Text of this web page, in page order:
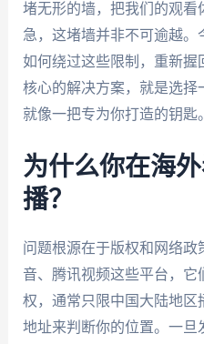
堵无形的墙，把我们的观看
急，这堵墙并非不可逾越。
如何绕过这些限制，重新握
核心的解决方案，就是选择
就像一把专为你打造的钥匙。
为什么你在海
播？
问题根源在于版权和网络
音、腾讯视频这些平台，
权，通常只限中国大陆地区
地址来判断你的位置。一旦